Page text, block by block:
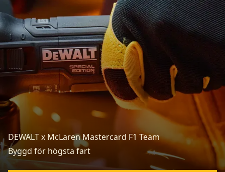
DEWALT x McLaren Mastercard F1 Team
Byggd för högsta fart